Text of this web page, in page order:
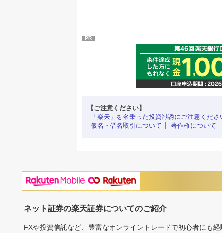
PR
【ご注意ください】
「楽天」を名乗った投資勧誘にご注意くださ
仮名・借名取引について
著作権について
ネット証券の楽天証券についてのご紹介
FXや投資信託など、豊富なオンライントレードで初心者にも